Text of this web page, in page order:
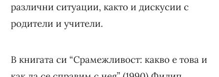
различни ситуации, както и дискусии с
родители и учители.
В книгата си “Срамежливост: какво е това и